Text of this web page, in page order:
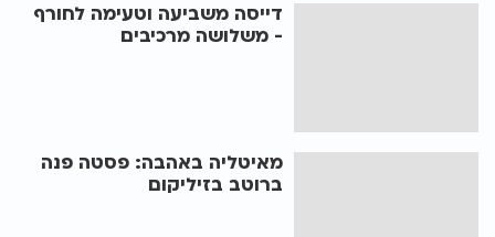
דייסה משביעה וטעימה לחורף
- משלושה מרכיבים
מאיטליה באהבה: פסטה פנה
ברוטב בזיליקום